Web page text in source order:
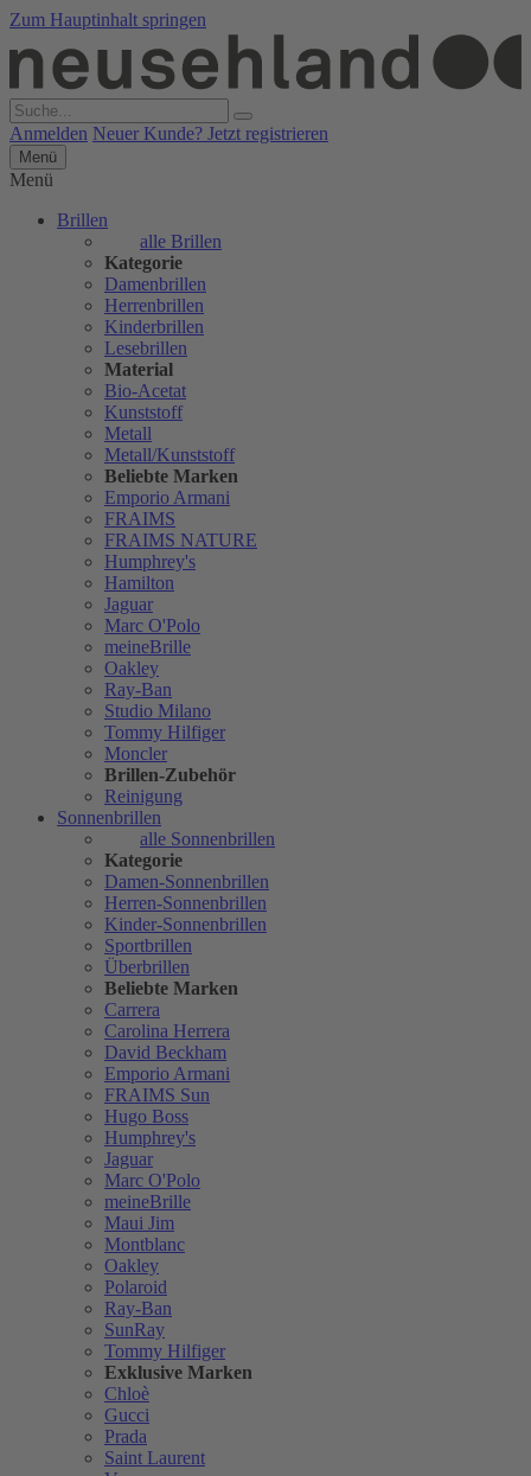
Zum Hauptinhalt springen
Anmelden Neuer Kunde? Jetzt registrieren
Menü
Menü
Brillen
alle Brillen
Kategorie
Damenbrillen
Herrenbrillen
Kinderbrillen
Lesebrillen
Material
Bio-Acetat
Kunststoff
Metall
Metall/Kunststoff
Beliebte Marken
Emporio Armani
FRAIMS
FRAIMS NATURE
Humphrey's
Hamilton
Jaguar
Marc O'Polo
meineBrille
Oakley
Ray-Ban
Studio Milano
Tommy Hilfiger
Moncler
Brillen-Zubehör
Reinigung
Sonnenbrillen
alle Sonnenbrillen
Kategorie
Damen-Sonnenbrillen
Herren-Sonnenbrillen
Kinder-Sonnenbrillen
Sportbrillen
Überbrillen
Beliebte Marken
Carrera
Carolina Herrera
David Beckham
Emporio Armani
FRAIMS Sun
Hugo Boss
Humphrey's
Jaguar
Marc O'Polo
meineBrille
Maui Jim
Montblanc
Oakley
Polaroid
Ray-Ban
SunRay
Tommy Hilfiger
Exklusive Marken
Chloè
Gucci
Prada
Saint Laurent